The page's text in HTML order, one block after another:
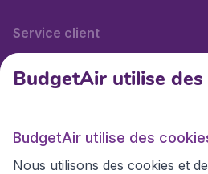
Service client
BudgetAir.fr
Sites internationaux
BudgetAir utilise des
BudgetAir utilise des
Nous utilisons des cookies et